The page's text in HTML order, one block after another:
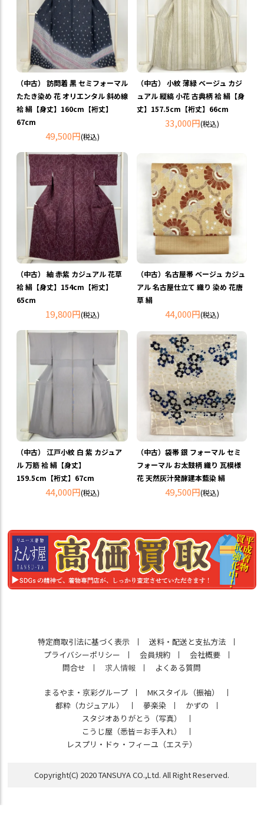
（中古） 訪問着 黒 セミフォーマル
たたき染め 花 オリエンタル 斜め線
袷 絹【身丈】160cm【裄丈】
67cm
49,500円(税込)
（中古） 小紋 薄緑 ベージュ カジ
ュアル 縦縞 小花 古典柄 袷 絹【身
丈】157.5cm【裄丈】66cm
33,000円(税込)
（中古） 紬 赤紫 カジュアル 花草
袷 絹【身丈】154cm【裄丈】
65cm
19,800円(税込)
（中古）名古屋帯 ベージュ カジュ
アル 名古屋仕立て 織り 染め 花唐
草 絹
44,000円(税込)
（中古） 江戸小紋 白 紫 カジュア
ル 万筋 袷 絹【身丈】
159.5cm【裄丈】67cm
44,000円(税込)
（中古）袋帯 銀 フォーマル セミ
フォーマル お太鼓柄 織り 瓦模様
花 天然灰汁発酵建本藍染 絹
49,500円(税込)
特定商取引法に基づく表示
送料・配送と支払方法
プライバシーポリシー
会員規約
会社概要
問合せ
求人情報 よくある質問
まるやま・京彩グループ
MKスタイル（振袖）
都粋（カジュアル）
夢楽染
かずの
スタジオありがとう（写真）
こうじ屋（悉皆＝お手入れ）
レスプリ・ドゥ・フィーユ（エステ）
Copyright(C) 2020 TANSUYA CO.,Ltd. All Right Reserved.